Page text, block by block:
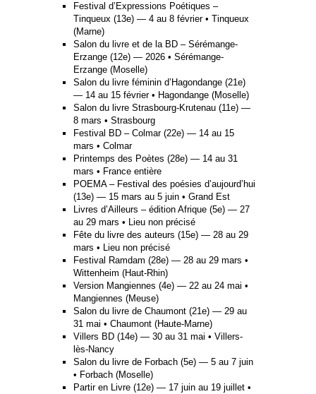
Festival d’Expressions Poétiques –
Tinqueux (13e) — 4 au 8 février • Tinqueux
(Marne)
Salon du livre et de la BD – Sérémange-
Erzange (12e) — 2026 • Sérémange-
Erzange (Moselle)
Salon du livre féminin d’Hagondange (21e)
— 14 au 15 février • Hagondange (Moselle)
Salon du livre Strasbourg-Krutenau (11e) —
8 mars • Strasbourg
Festival BD – Colmar (22e) — 14 au 15
mars • Colmar
Printemps des Poètes (28e) — 14 au 31
mars • France entière
POEMA – Festival des poésies d’aujourd’hui
(13e) — 15 mars au 5 juin • Grand Est
Livres d’Ailleurs – édition Afrique (5e) — 27
au 29 mars • Lieu non précisé
Fête du livre des auteurs (15e) — 28 au 29
mars • Lieu non précisé
Festival Ramdam (28e) — 28 au 29 mars •
Wittenheim (Haut-Rhin)
Version Mangiennes (4e) — 22 au 24 mai •
Mangiennes (Meuse)
Salon du livre de Chaumont (21e) — 29 au
31 mai • Chaumont (Haute-Marne)
Villers BD (14e) — 30 au 31 mai • Villers-
lès-Nancy
Salon du livre de Forbach (5e) — 5 au 7 juin
• Forbach (Moselle)
Partir en Livre (12e) — 17 juin au 19 juillet •